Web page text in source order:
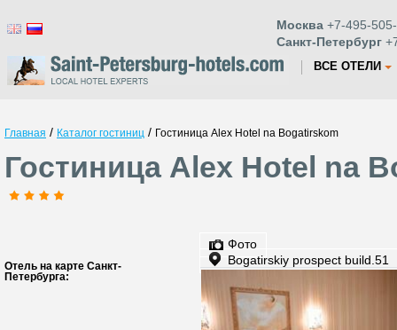
Москва +7-495-
Санкт-Петербург
ВСЕ ОТЕЛИ
Главная / Каталог гостиниц / Гостиница Alex Hotel na Bogatirskom
Гостиница Alex Hotel na
Отель на карте Санкт-
Петербурга:
Фото
Bogatirskiy prospect build.51